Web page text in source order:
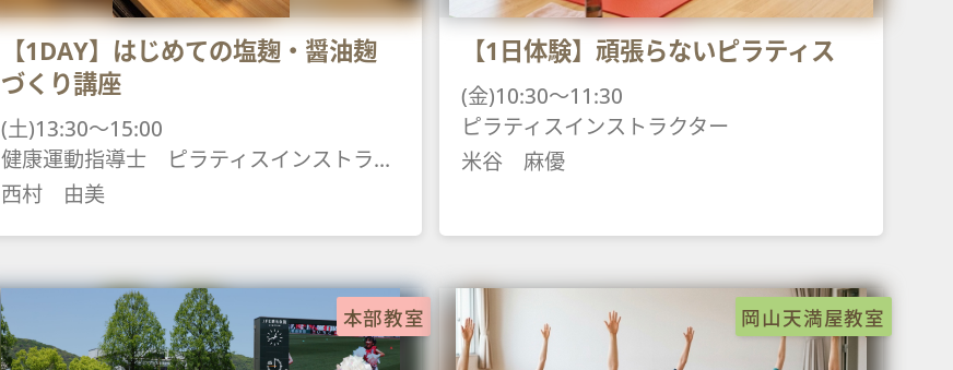
【1DAY】はじめての塩麹・醤油麹
づくり講座
(土)13:30～15:00
健康運動指導士 ピラティスインストラクター ヨガインストラク
西村 由美
【1日体験】頑張らないピラティス
(金)10:30～11:30
ピラティスインストラクター
米谷 麻優
本部教室 岡山天満屋教室